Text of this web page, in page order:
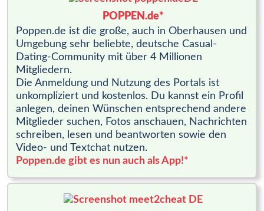
POPPEN.de*
Poppen.de ist die große, auch in Oberhausen und
Umgebung sehr beliebte, deutsche Casual-
Dating-Community mit über 4 Millionen
Mitgliedern.
Die Anmeldung und Nutzung des Portals ist
unkompliziert und kostenlos. Du kannst ein Profil
anlegen, deinen Wünschen entsprechend andere
Mitglieder suchen, Fotos anschauen, Nachrichten
schreiben, lesen und beantworten sowie den
Video- und Textchat nutzen.
Poppen.de gibt es nun auch als App!*